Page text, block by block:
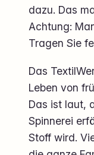
dazu. Das
Achtung:
Tragen Sie
Das
Leben von
Das ist laut,
Spinnerei
Stoff wird.